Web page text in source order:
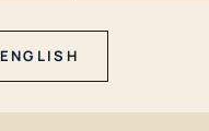
ENGLISH